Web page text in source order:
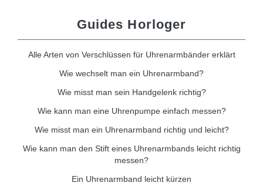
Guides Horloger
Alle Arten von Verschlüssen für Uhrenarmbänder erklärt
Wie wechselt man ein Uhrenarmband?
Wie misst man sein Handgelenk richtig?
Wie kann man eine Uhrenpumpe einfach messen?
Wie misst man ein Uhrenarmband richtig und leicht?
Wie kann man den Stift eines Uhrenarmbands leicht richtig
messen?
Ein Uhrenarmband leicht kürzen